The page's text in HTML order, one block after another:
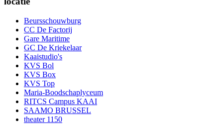
Beursschouwburg
CC De Factorij
Gare Maritime
GC De Kriekelaar
Kaaistudio's
KVS Bol
KVS Box
KVS Top
Maria-Boodschaplyceum
RITCS Campus KAAI
SAAMO BRUSSEL
theater 1150